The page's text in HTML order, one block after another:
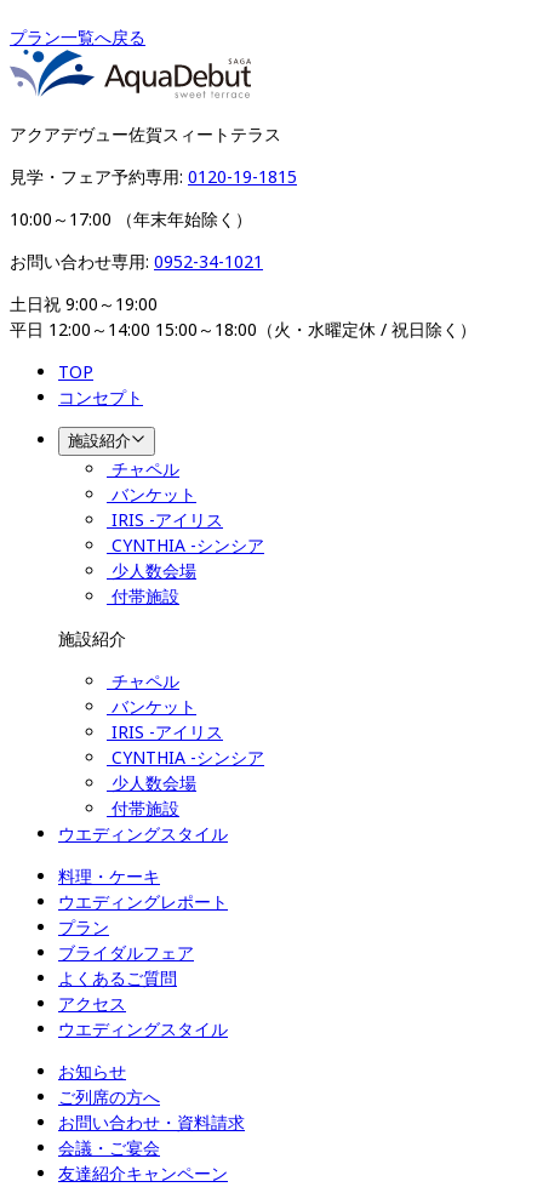
プラン一覧へ戻る
アクアデヴュー佐賀スィートテラス
見学・フェア予約専用: 0120-19-1815
10:00～17:00 （年末年始除く）
お問い合わせ専用: 0952-34-1021
土日祝 9:00～19:00
平日 12:00～14:00 15:00～18:00（火・水曜定休 / 祝日除く）
TOP
コンセプト
施設紹介
チャペル
バンケット
IRIS -アイリス
CYNTHIA -シンシア
少人数会場
付帯施設
施設紹介
チャペル
バンケット
IRIS -アイリス
CYNTHIA -シンシア
少人数会場
付帯施設
ウエディングスタイル
料理・ケーキ
ウエディングレポート
プラン
ブライダルフェア
よくあるご質問
アクセス
ウエディングスタイル
お知らせ
ご列席の方へ
お問い合わせ・資料請求
会議・ご宴会
友達紹介キャンペーン